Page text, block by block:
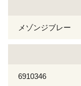
メゾンジブレー
6910346